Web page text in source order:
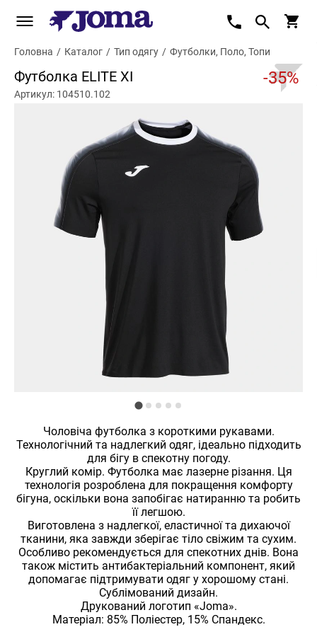
Головна / Каталог / Тип одягу / Футболки, Поло, Топи
Футболка ELITE XI -35%
Артикул: 104510.102
Чоловіча футболка з короткими рукавами.
Технологічний та надлегкий одяг, ідеально підходить
для бігу в спекотну погоду.
Круглий комір. Футболка має лазерне різання. Ця
технологія розроблена для покращення комфорту
бігуна, оскільки вона запобігає натиранню та робить
її легшою.
Виготовлена ​​з надлегкої, еластичної та дихаючої
тканини, яка завжди зберігає тіло свіжим та сухим.
Особливо рекомендується для спекотних днів. Вона
також містить антибактеріальний компонент, який
допомагає підтримувати одяг у хорошому стані.
Сублімований дизайн.
Друкований логотип «Joma».
Матеріал: 85% Поліестер, 15% Спандекс.